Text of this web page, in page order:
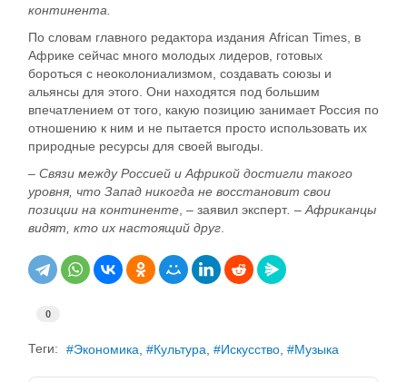
континента.
По словам главного редактора издания African Times, в
Африке сейчас много молодых лидеров, готовых
бороться с неоколониализмом, создавать союзы и
альянсы для этого. Они находятся под большим
впечатлением от того, какую позицию занимает Россия по
отношению к ним и не пытается просто использовать их
природные ресурсы для своей выгоды.
– Связи между Россией и Африкой достигли такого
уровня, что Запад никогда не восстановит свои
позиции на континенте , – заявил эксперт. – Африканцы
видят, кто их настоящий друг
0
Теги: Экономика Культура Искусство Музыка